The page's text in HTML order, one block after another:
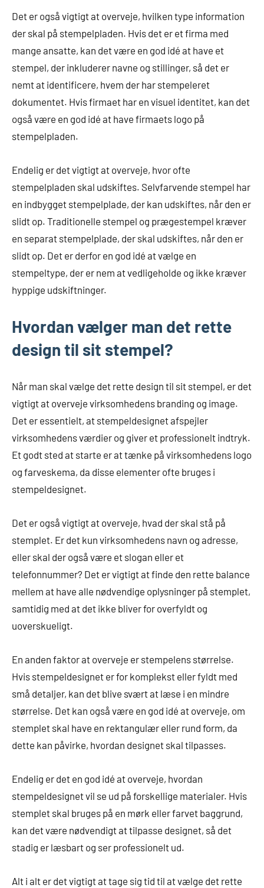
Det er også vigtigt at overveje, hvilken type information
der skal på stempelpladen. Hvis det er et firma med
mange ansatte, kan det være en god idé at have et
stempel, der inkluderer navne og stillinger, så det er
nemt at identificere, hvem der har stempeleret
dokumentet. Hvis firmaet har en visuel identitet, kan det
også være en god idé at have firmaets logo på
stempelpladen.
Endelig er det vigtigt at overveje, hvor ofte
stempelpladen skal udskiftes. Selvfarvende stempel har
en indbygget stempelplade, der kan udskiftes, når den er
slidt op. Traditionelle stempel og prægestempel kræver
en separat stempelplade, der skal udskiftes, når den er
slidt op. Det er derfor en god idé at vælge en
stempeltype, der er nem at vedligeholde og ikke kræver
hyppige udskiftninger.
Hvordan vælger man det rette
design til sit stempel?
Når man skal vælge det rette design til sit stempel, er det
vigtigt at overveje virksomhedens branding og image.
Det er essentielt, at stempeldesignet afspejler
virksomhedens værdier og giver et professionelt indtryk.
Et godt sted at starte er at tænke på virksomhedens logo
og farveskema, da disse elementer ofte bruges i
stempeldesignet.
Det er også vigtigt at overveje, hvad der skal stå på
stemplet. Er det kun virksomhedens navn og adresse,
eller skal der også være et slogan eller et
telefonnummer? Det er vigtigt at finde den rette balance
mellem at have alle nødvendige oplysninger på stemplet,
samtidig med at det ikke bliver for overfyldt og
uoverskueligt.
En anden faktor at overveje er stempelens størrelse.
Hvis stempeldesignet er for komplekst eller fyldt med
små detaljer, kan det blive svært at læse i en mindre
størrelse. Det kan også være en god idé at overveje, om
stemplet skal have en rektangulær eller rund form, da
dette kan påvirke, hvordan designet skal tilpasses.
Endelig er det en god idé at overveje, hvordan
stempeldesignet vil se ud på forskellige materialer. Hvis
stemplet skal bruges på en mørk eller farvet baggrund,
kan det være nødvendigt at tilpasse designet, så det
stadig er læsbart og ser professionelt ud.
Alt i alt er det vigtigt at tage sig tid til at vælge det rette